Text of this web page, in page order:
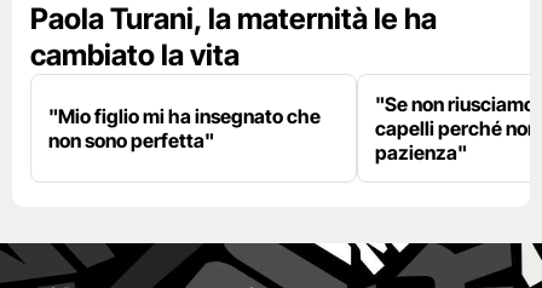
Paola Turani, la maternità le ha
cambiato la vita
"Mio figlio mi ha insegnato che
non sono perfetta"
"Se non riusciamo
capelli perché
pazienza"